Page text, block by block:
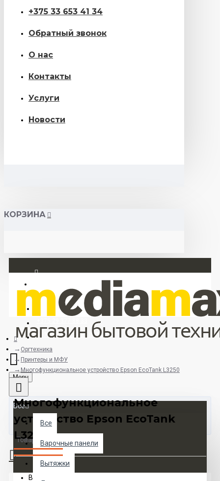
+375 33 653 41 34
Обратный звонок
О нас
Контакты
Услуги
Новости
КОРЗИНА
Регистрация
+375 33 673 17 31 (МТС)
Menu
Все
Все
Варочные панели
Вытяжки
Товаров 0 (0 руб.)
Ваша корзина пуста!
Оргтехника
Принтеры и МФУ
Многофункциональное устройство Epson EcoTank L3250
Многофункциональное
устройство Epson EcoTank
L3250